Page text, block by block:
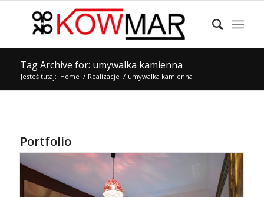
Tag Archive for: umywalka kamienna
Jesteś tutaj: Home / Realizacje / umywalka kamienna
Portfolio